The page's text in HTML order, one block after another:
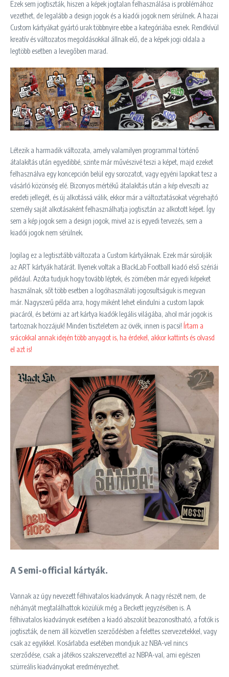
Ezek sem jogtiszták, hiszen a képek jogtalan felhasználása is problémához
vezethet, de legalább a design jogok és a kiadói jogok nem sérülnek. A hazai
Custom kártyákat gyártó urak többnyire ebbe a kategóriába esnek. Rendkívül
kreatív és változatos megoldásokkal állnak elő, de a képek jogi oldala a
legtöbb esetben a levegőben marad.
Létezik a harmadik változata, amely valamilyen programmal történő
átalakítás után egyedibbé, szinte már művészivé teszi a képet, majd ezeket
felhasználva egy koncepción belül egy sorozatot, vagy egyéni lapokat tesz a
vásárló közönség elé. Bizonyos mértékű átalakítás után a kép elveszíti az
eredeti jellegét, és új alkotássá válik, ekkor már a változtatásokat végrehajtó
személy saját alkotásaként felhasználhatja jogtisztán az alkotott képet. Így
sem a kép jogok sem a design jogok, mivel az is egyedi tervezés, sem a
kiadói jogok nem sérülnek.
Jogilag ez a legtisztább változata a Custom kártyáknak. Ezek már súrolják
az ART kártyák határát. Ilyenek voltak a BlackLab Football kiadó első szériái
például. Azóta tudjuk hogy tovább léptek, és zömében már egyedi képeket
használnak, sőt több esetben a logóhasználati jogosultságuk is megvan
már. Nagyszerű példa arra, hogy miként lehet elindulni a custom lapok
piacáról, és betörni az art kártya kiadók legális világába, ahol már jogok is
tartoznak hozzájuk! Minden tiszteletem az övék, innen is pacsi! Írtam a
srácokkal annak idején több anyagot is, ha érdekel, akkor kattints és olvasd
el azt is!
A Semi-official kártyák.
Vannak az úgy nevezett félhivatalos kiadványok. A nagy részét nem, de
néhányát megtalálhattok közülük még a Beckett jegyzésében is. A
félhivatalos kiadványok esetében a kiadó abszolút beazonosítható, a fotók is
jogtiszták, de nem áll közvetlen szerződésben a felettes szervezetekkel, vagy
csak az egyikkel. Kosárlabda esetében mondjuk az NBA-vel nincs
szerződése, csak a játékos szakszervezettel az NBPA-val, ami egészen
szürreális kiadványokat eredményezhet.